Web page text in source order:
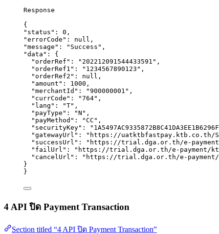
Response
{
"status" : 0 ,
"errorCode" : null ,
"message" : " Success " ,
"data" : {
"orderRef" : " 202212091544433591 " ,
"orderRef1" : " 1234567890123 " ,
"orderRef2" : null ,
"amount" : 1000 ,
"merchantId" : "900000001 " ,
"currCode" : "764" ,
"lang" : "T" ,
"payType" : "N " ,
"payMethod" : "CC " ,
"securityKey" : "
"gatewayUrl" : " https://uatktbfastpay.ktb.co.th/
"successUrl" : " https://trial.dga.or.th/e-payment/
"failUrl" : " https://trial.dga.or.th/e-payment/
"cancelUrl" : " https://trial.dga.or.th/e-payment/
}
}
4 API ปิด Payment Transaction
Section titled “4 API ปิด Payment Transaction”